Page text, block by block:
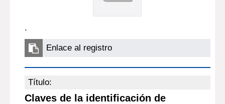
.
Enlace al registro
Título:
Claves de la identificación de